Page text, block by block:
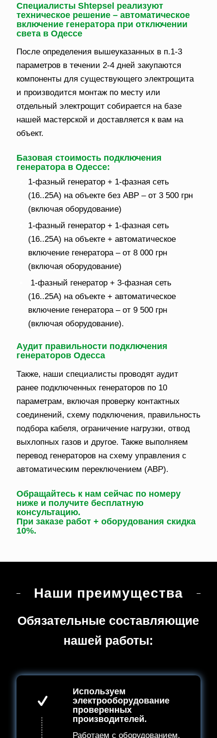
Специалисты Shtepsel реализуют
техническое решение – автоматическое
включение генератора при отключении
света в Одессе
После определения вышеуказанных в п.1-3
параметров в течении 2-4 дней закупаются
компоненты для существующего электрощита
и производится монтаж по месту или
отдельный электрощит собирается на базе
нашей мастерской и доставляется к вам на
объект.
Базовая стоимость подключения
генератора в Одессе:
1-фазный генератор + 1-фазная сеть
(16..25А) на объекте без АВР – от 3 500 грн
(включая оборудование)
1-фазный генератор + 1-фазная сеть
(16..25А) на объекте + автоматическое
включение генератора – от 8 000 грн
(включая оборудование)
1-фазный генератор + 3-фазная сеть
(16..25А) на объекте + автоматическое
включение генератора – от 9 500 грн
(включая оборудование).
Аудит правильности подключения
генераторов Одесса
Также, наши специалисты проводят аудит
ранее подключенных генераторов по 10
параметрам, включая проверку контактных
соединений, схему подключения, правильность
подбора кабеля, ограничение нагрузки, отвод
выхлопных газов и другое. Также выполняем
перевод генераторов на схему управления с
автоматическим переключением (АВР).
Обращайтесь к нам сейчас по номеру
ниже и получите бесплатную
консультацию.
При заказе работ + оборудования скидка
10%.
Наши преимущества
Обязательные составляющие
нашей работы:
Используем
электрооборудование
проверенных
производителей.
Работаем с оборудованием,